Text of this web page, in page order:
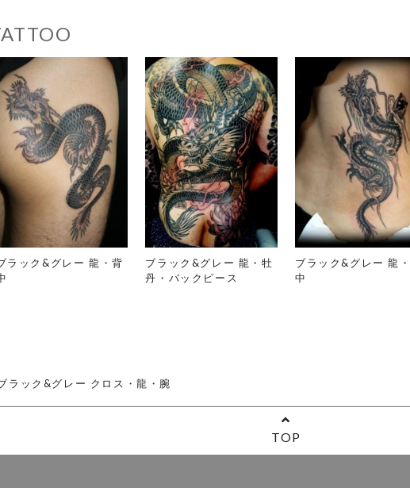
ラック&グレー 龍・背
ブラック&グレー 龍・牡
丹・バックピース
ブラック&グレー 龍
中
ラック&グレー クロス・龍・腕
TOP